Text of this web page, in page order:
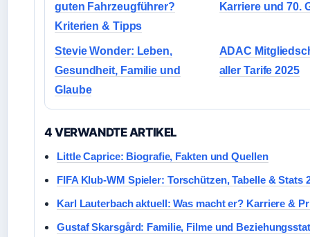
guten Fahrzeugführer?
Kriterien & Tipps
Karriere und 70.
Stevie Wonder: Leben,
Gesundheit, Familie und
Glaube
ADAC
aller Tarife 2025
4 VERWANDTE ARTIKEL
Little Caprice: Biografie, Fakten und Quellen
FIFA Klub-WM Spieler: Torschützen, Tabelle & Stats
Karl Lauterbach aktuell: Was macht er? Karriere &
Gustaf Skarsgård: Familie, Filme und